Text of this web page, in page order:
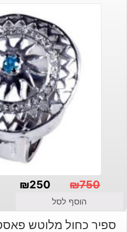
₪750
המקורי
₪250
הנוכחי
הוסף לסל
ספיר כחול מלוטש